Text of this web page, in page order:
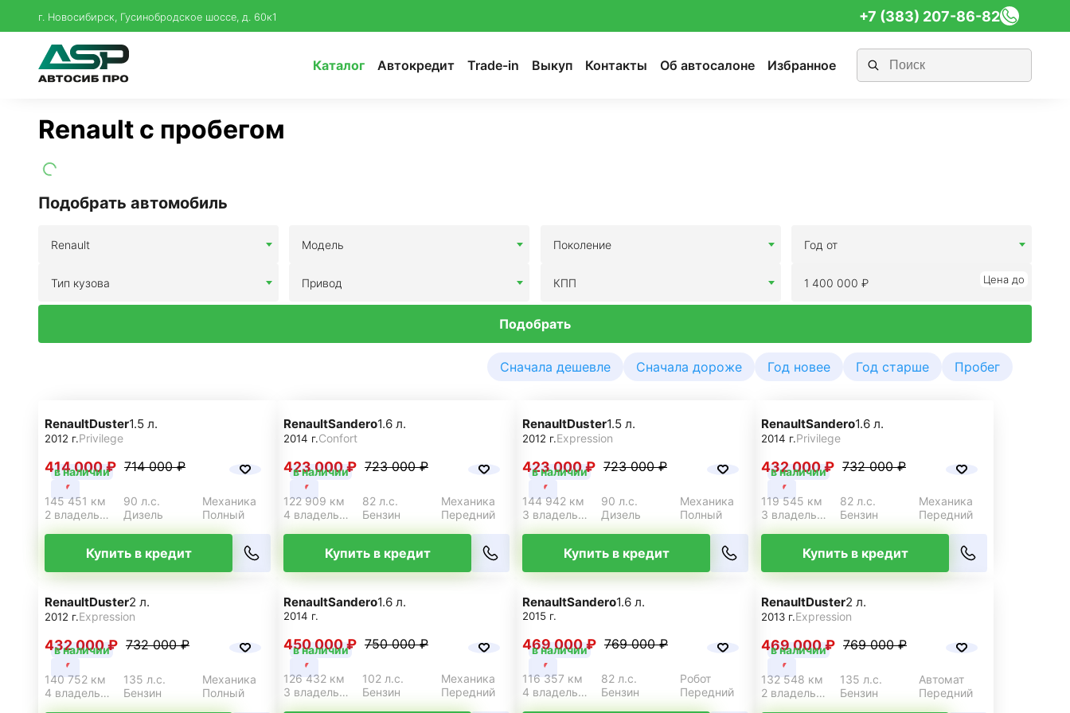
г. Новосибирск, Гусинобродское шоссе, д. 60к1 +7 (383) 207-86-82
Каталог Автокредит Trade-in Выкуп Контакты Об автосалоне Избранное
Renault с пробегом
Подобрать автомобиль
Renault Модель Поколение Год от
Тип кузова Привод КПП Цена до
Подобрать
Сначала дешевле Сначала дороже Год новее Год старше Пробег
в наличии
RenaultDuster1.5 л.
2012 г.Privilege
414 000 ₽ 714 000 ₽
145 451 км 90 л.с.
Механика
2 владельца
Дизель Полный
Купить в кредит
в наличии
RenaultSandero1.6 л.
2014 г.Confort
423 000 ₽ 723 000 ₽
122 909 км 82 л.с.
Механика
4 владельца
Бензин Передний
Купить в кредит
в наличии
RenaultDuster1.5 л.
2012 г.Expression
423 000 ₽ 723 000 ₽
144 942 км 90 л.с.
Механика
3 владельца
Дизель Полный
Купить в кредит
в наличии
RenaultSandero1.6 л.
2014 г.Privilege
432 000 ₽ 732 000 ₽
119 545 км 82 л.с.
Механика
3 владельца
Бензин Передний
Купить в кредит
в наличии
RenaultDuster2 л.
2012 г.Expression
432 000 ₽ 732 000 ₽
140 752 км 135 л.с.
Механика
4 владельца
Бензин Полный
в наличии
RenaultSandero1.6 л.
2014 г.
450 000 ₽ 750 000 ₽
126 432 км 102 л.с.
Механика
3 владельца
Бензин Передний
в наличии
RenaultSandero1.6 л.
2015 г.
469 000 ₽ 769 000 ₽
116 357 км 82 л.с.
Робот
4 владельца
Бензин Передний
в наличии
RenaultDuster2 л.
2013 г.Expression
469 000 ₽ 769 000 ₽
132 548 км 135 л.с.
Автомат
2 владельца
Бензин Передний